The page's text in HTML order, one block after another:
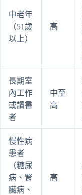
中老年
（51歲
以上）
高
長期室
內工作
或讀書
者
中至
高
慢性病
患者
（糖尿
病、腎
臟病、
高